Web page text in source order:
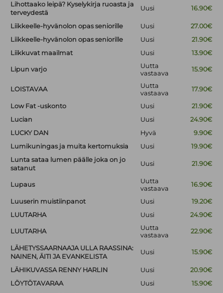
Lihottaako leipä? Kyselykirja ruoasta ja
terveydestä
Uusi 16.90€
Liikkeelle-hyvänolon opas seniorille Uusi
27.00€
Liikkeelle-hyvänolon opas seniorille
Uusi
21.90€
Liikkuvat maailmat
Uusi 13.90€
Lipun varjo
Uutta
vastaava
15.90€
LOISTAVAA
Uutta
vastaava
17.90€
Low Fat -uskonto Uusi
21.90€
Lucian
Uusi
24.90€
LUCKY DAN
Hyvä
9.90€
Lumikuningas ja muita kertomuksia
Uusi
19.90€
Lunta sataa lumen päälle joka on jo
satanut
Uusi 21.90€
Lupaus
Uutta
vastaava
16.90€
Luuserin muistiinpanot Uusi
19.20€
LUUTARHA
Uusi 24.90€
LUUTARHA
Uutta
vastaava
22.90€
LÄHETYSSAARNAAJA ULLA RAASSINA:
NAINEN, ÄITI JA EVANKELISTA
Uusi 15.90€
LÄHIKUVASSA RENNY HARLIN Uusi
20.90€
LÖYTÖTAVARAA
Uusi
15.90€